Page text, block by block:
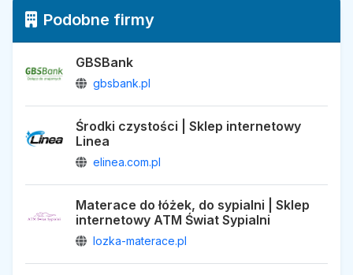
Podobne firmy
GBSBank
gbsbank.pl
Środki czystości | Sklep internetowy
Linea
elinea.com.pl
Materace do łóżek, do sypialni | Sklep
internetowy ATM Świat Sypialni
lozka-materace.pl